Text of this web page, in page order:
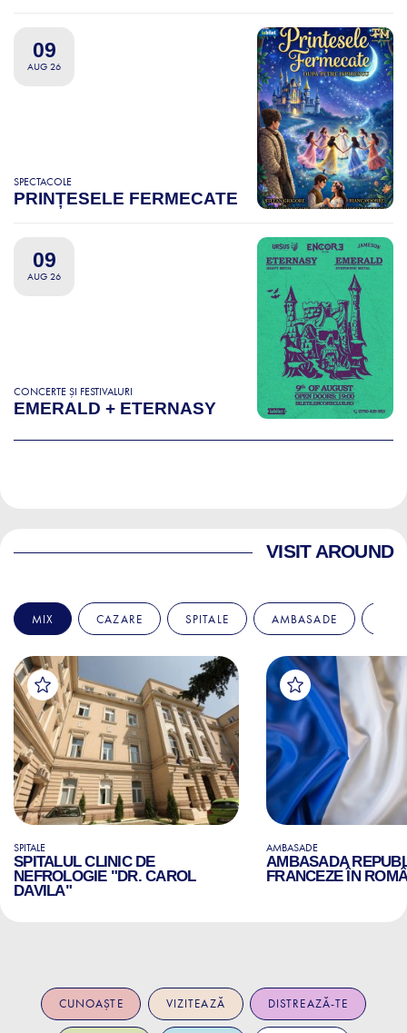
09
AUG 26
SPECTACOLE
PRINȚESELE FERMECATE
09
AUG 26
CONCERTE ȘI FESTIVALURI
EMERALD + ETERNASY
VISIT AROUND
MIX CAZARE SPITALE AMBASADE
SPITALE
SPITALUL CLINIC DE
NEFROLOGIE "DR. CAROL
DAVILA"
AMBASADE
AMBASADA
FRANCEZE ÎN
CUNOAȘTE VIZITEAZĂ DISTREAZĂ-TE